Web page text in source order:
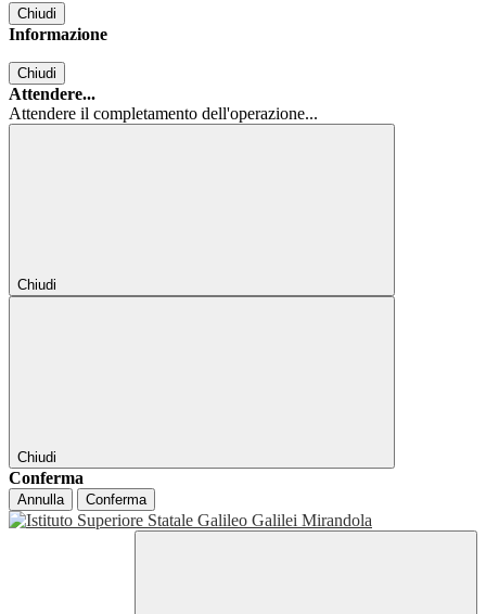
Chiudi
Informazione
Chiudi
Attendere...
Attendere il completamento dell'operazione...
Chiudi
Chiudi
Conferma
Annulla Conferma